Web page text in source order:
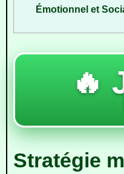
Émotionnel et
🔥
Stratégie